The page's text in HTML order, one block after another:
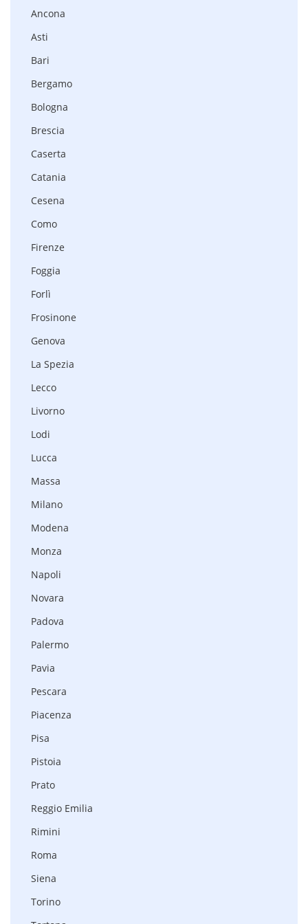
Ancona
Asti
Bari
Bergamo
Bologna
Brescia
Caserta
Catania
Cesena
Como
Firenze
Foggia
Forlì
Frosinone
Genova
La Spezia
Lecco
Livorno
Lodi
Lucca
Massa
Milano
Modena
Monza
Napoli
Novara
Padova
Palermo
Pavia
Pescara
Piacenza
Pisa
Pistoia
Prato
Reggio Emilia
Rimini
Roma
Siena
Torino